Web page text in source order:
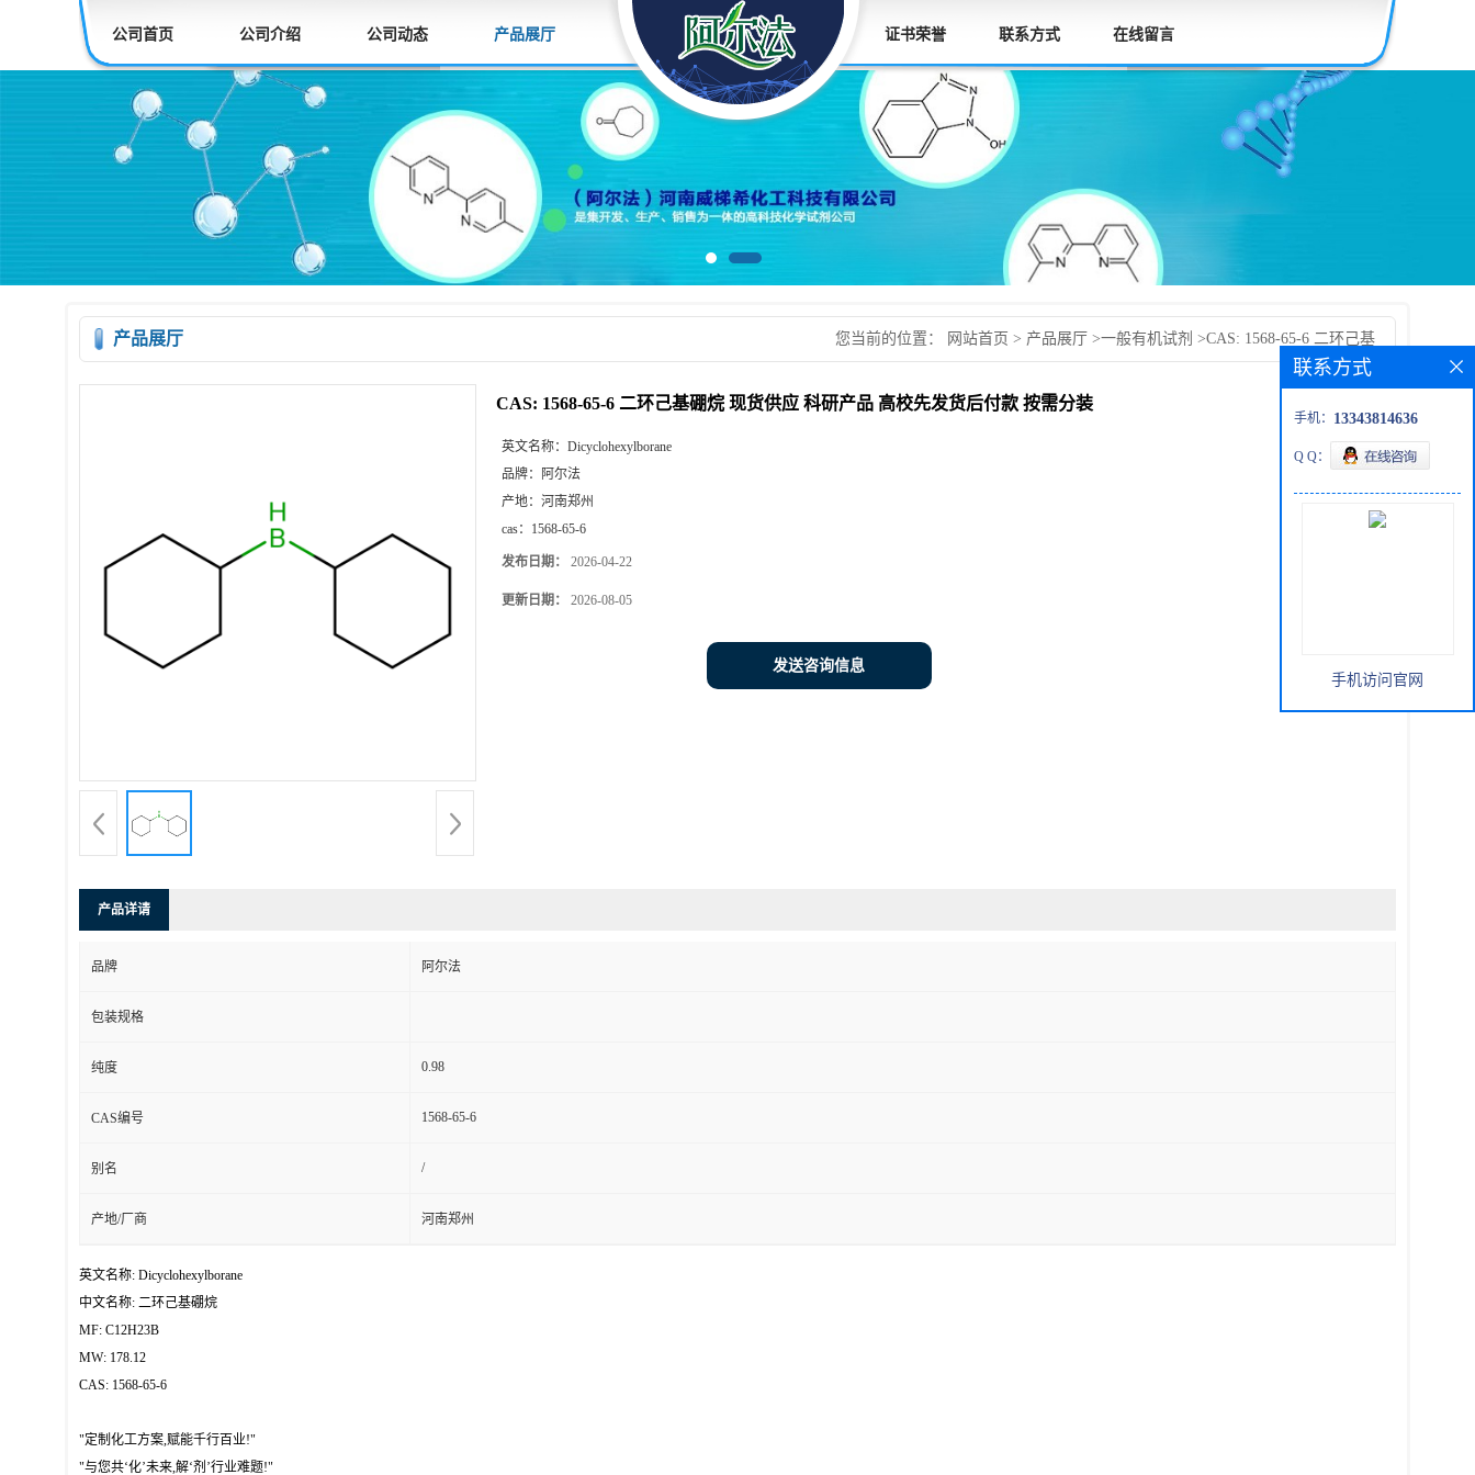
公司首页 公司介绍 公司动态 产品展厅 证书荣誉 联系方式 在线留言
产品展厅 您当前的位置： 网站首页 > 产品展厅 >一般有机试剂 >CAS: 1568-65-6 二环己基
CAS: 1568-65-6 二环己基硼烷 现货供应 科研产品 高校先发货后付款 按需分装
英文名称： Dicyclohexylborane
品牌： 阿尔法
产地： 河南郑州
cas： 1568-65-6
发布日期： 2026-04-22
更新日期： 2026-08-05
发送咨询信息
产品详请
品牌 阿尔法
包装规格
纯度 0.98
CAS编号 1568-65-6
别名 /
产地/厂商 河南郑州
英文名称: Dicyclohexylborane
中文名称: 二环己基硼烷
MF: C12H23B
MW: 178.12
CAS: 1568-65-6
"定制化工方案,赋能千行百业!"
"与您共‘化’未来,解‘剂’行业难题!"
联系方式
手机： 13343814636
Q Q：
手机访问官网